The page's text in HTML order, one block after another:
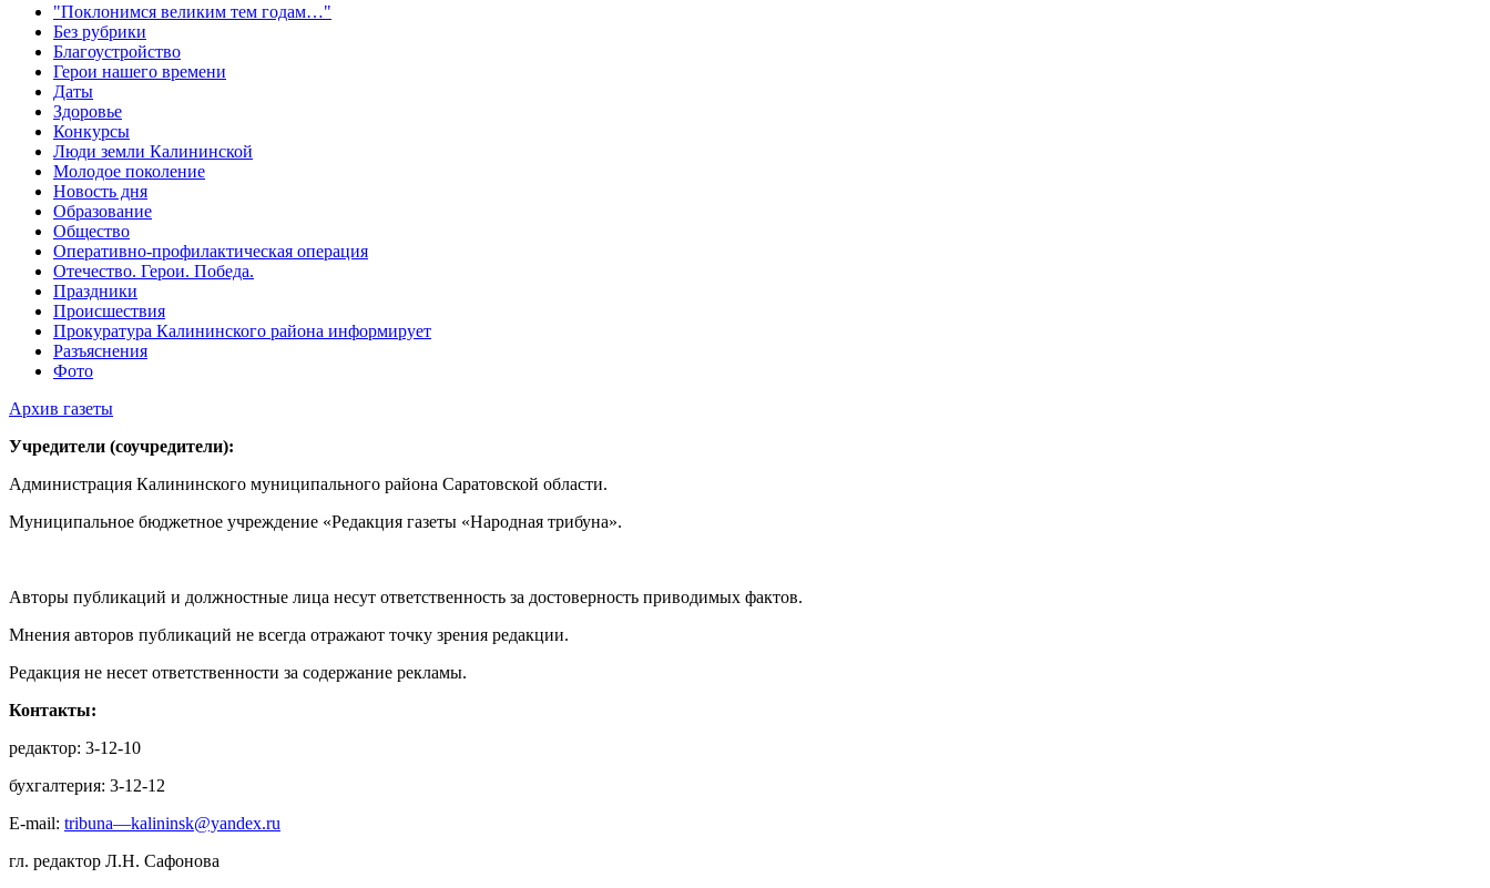
"Поклонимся великим тем годам…"
Без рубрики
Благоустройство
Герои нашего времени
Даты
Здоровье
Конкурсы
Люди земли Калининской
Молодое поколение
Новость дня
Образование
Общество
Оперативно-профилактическая операция
Отечество. Герои. Победа.
Праздники
Происшествия
Прокуратура Калининского района информирует
Разъяснения
Фото
Архив газеты
Учредители (соучредители):
Администрация Калининского муниципального района Саратовской области.
Муниципальное бюджетное учреждение «Редакция газеты «Народная трибуна».
Авторы публикаций и должностные лица несут ответственность за достоверность приводимых фактов.
Мнения авторов публикаций не всегда отражают точку зрения редакции.
Редакция не несет ответственности за содержание рекламы.
Контакты:
редактор: 3-12-10
бухгалтерия: 3-12-12
E-mail: tribuna—kalininsk@yandex.ru
гл. редактор Л.Н. Сафонова